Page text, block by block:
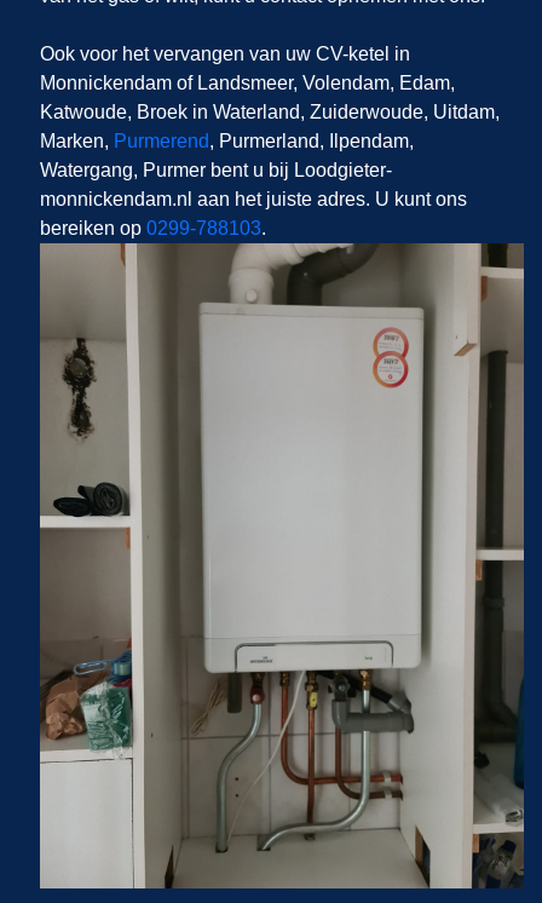
Ook voor het vervangen van uw CV-ketel in
Monnickendam of Landsmeer, Volendam, Edam,
Katwoude, Broek in Waterland, Zuiderwoude, Uitdam,
Marken, Purmerend, Purmerland, Ilpendam,
Watergang, Purmer bent u bij Loodgieter-
monnickendam.nl aan het juiste adres. U kunt ons
bereiken op 0299-788103.